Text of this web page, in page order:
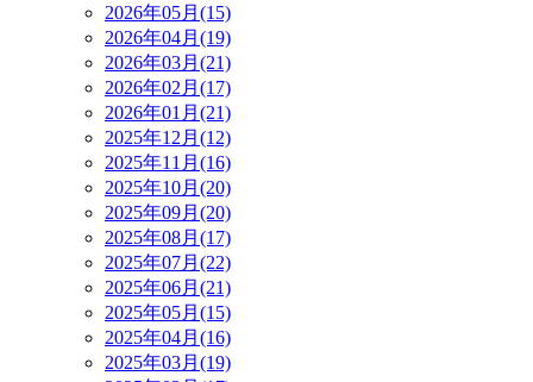
2026年05月(15)
2026年04月(19)
2026年03月(21)
2026年02月(17)
2026年01月(21)
2025年12月(12)
2025年11月(16)
2025年10月(20)
2025年09月(20)
2025年08月(17)
2025年07月(22)
2025年06月(21)
2025年05月(15)
2025年04月(16)
2025年03月(19)